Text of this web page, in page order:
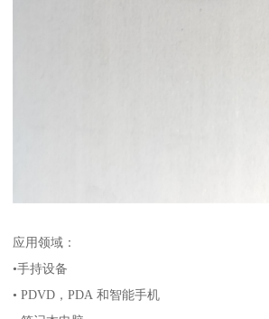
应用领域：
•手持设备
• PDVD，PDA 和智能手